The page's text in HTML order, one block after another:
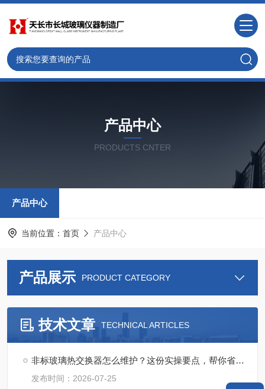
产品中心
PRODUCTS CNTER
产品中心
当前位置： 首页 产品中心
产品展示 PRODUCT CATEGORY
技术文章 TECHNICAL ARTICLES
非标玻璃热交换器怎么维护？这份实操要点，帮你省成本！
发布时间：2026-07-25